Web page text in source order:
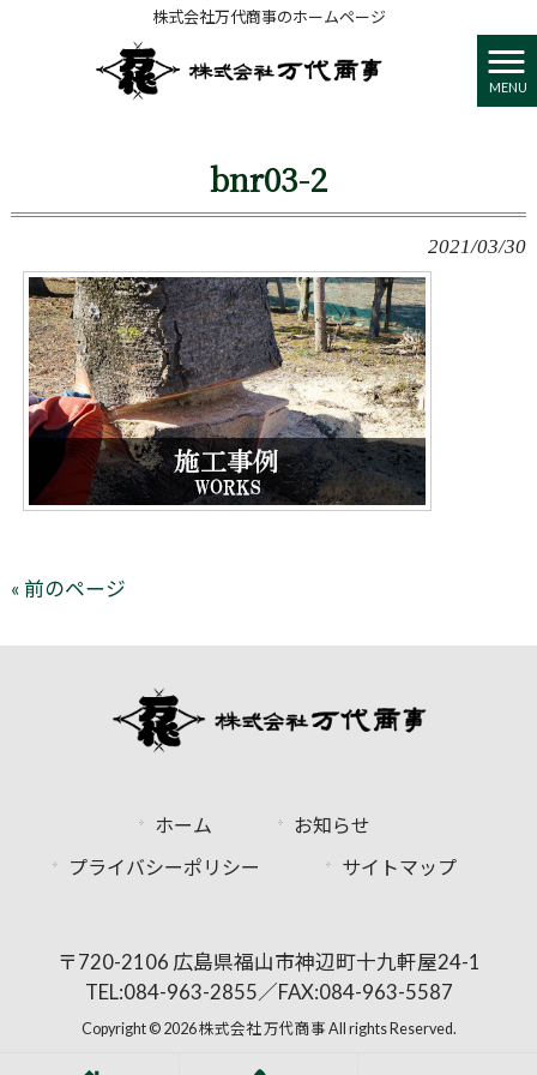
株式会社万代商事のホームページ
MENU
株式会社 万代商事 HOME > About us bnr03-2
bnr03-2
2021/03/30
« 前のページ
ホーム
お知らせ
プライバシーポリシー
サイトマップ
〒720-2106 広島県福山市神辺町十九軒屋24-1
TEL:084-963-2855／FAX:084-963-5587
Copyright © 2026 株式会社 万代商事 All rights Reserved.